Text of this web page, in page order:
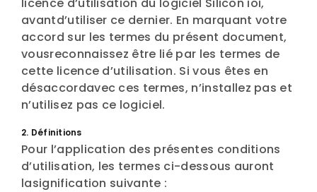
avantd’utiliser ce dernier. En marquant votre
accord sur les termes du présent document,
vousreconnaissez être lié par les termes de
cette licence d’utilisation. Si vous êtes en
désaccordavec ces termes, n’installez pas et
n’utilisez pas ce logiciel.
2. Définitions
Pour l’application des présentes conditions
d’utilisation, les termes ci-dessous auront
lasignification suivante :